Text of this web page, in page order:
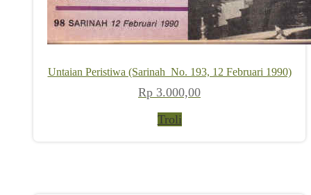
Untaian Peristiwa (Sarinah_No. 193, 12 Februari 1990)
Rp 3.000,00
Troli